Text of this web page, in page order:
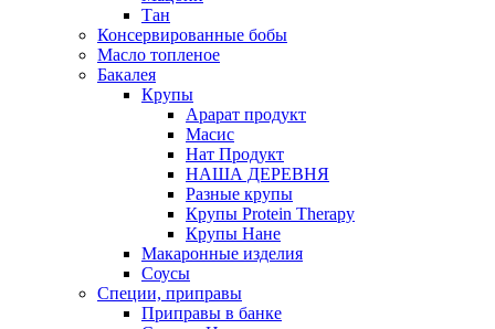
Тан
Консервированные бобы
Масло топленое
Бакалея
Крупы
Арарат продукт
Масис
Нат Продукт
НАША ДЕРЕВНЯ
Разные крупы
Крупы Protein Therapy
Крупы Нане
Макаронные изделия
Соусы
Специи, приправы
Приправы в банке